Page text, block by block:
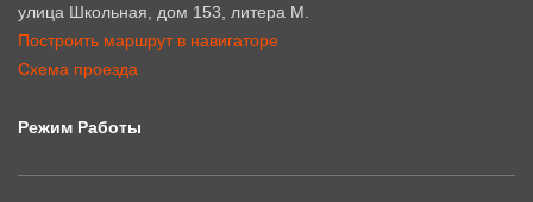
улица Школьная, дом 153, литера М.
Построить маршрут в навигаторе
Схема проезда
Режим Работы